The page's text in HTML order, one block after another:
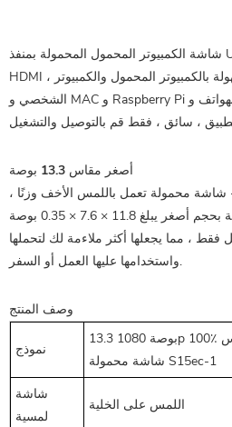
شاشة الكمبيوتر المحمول المحمولة بمنفذ USB-C مزدوج الوظائف ومنفذ
HDMI ، والتي يمكن توصيلها بسهولة بالكمبيوتر المحمول والكمبيوتر
الشخصي و MAC و Raspberry Pi والهواتف و XBOX و PS3 / 4/5
أصغر مقاس 13.3 بوصة
شاشة محمولة تعمل باللمس الأخف وزنًا ،
شاشة تعمل باللمس المحمولة بحجم أصغر يبلغ 11.8 × 7.6 × 0.35 بوصة
يبلغ 1.20 رطل فقط ، مما يجعلها أكثر ملاءمة لك لتحملها
واستخدامها عليها العمل أو السفر.
وصف المنتج
نموذج
13.3 بوصة 1080p 100٪ مجموعة ألوان تعمل باللمس
شاشة محمولة S15ec-1
شاشة
لمسية
اللمس على الخلية